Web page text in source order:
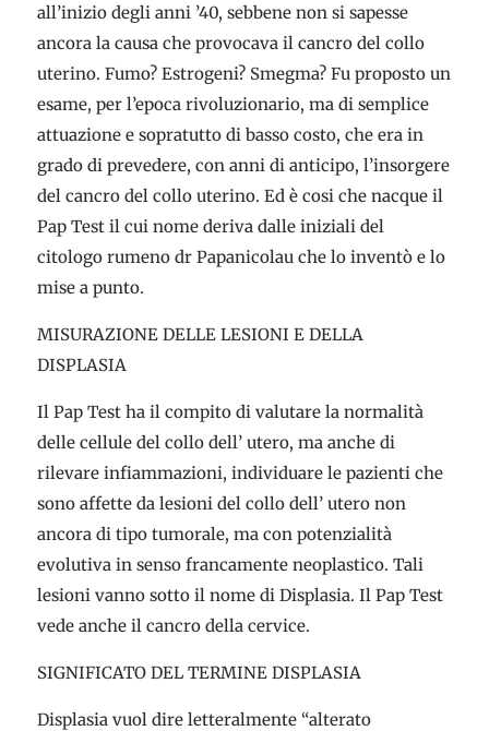
all’inizio degli anni ’40, sebbene non si sapesse
ancora la causa che provocava il cancro del collo
uterino. Fumo? Estrogeni? Smegma? Fu proposto un
esame, per l’epoca rivoluzionario, ma di semplice
attuazione e sopratutto di basso costo, che era in
grado di prevedere, con anni di anticipo, l’insorgere
del cancro del collo uterino. Ed è cosi che nacque il
Pap Test il cui nome deriva dalle iniziali del
citologo rumeno dr Papanicolau che lo inventò e lo
mise a punto.
MISURAZIONE DELLE LESIONI E DELLA
DISPLASIA
Il Pap Test ha il compito di valutare la normalità
delle cellule del collo dell’ utero, ma anche di
rilevare infiammazioni, individuare le pazienti che
sono affette da lesioni del collo dell’ utero non
ancora di tipo tumorale, ma con potenzialità
evolutiva in senso francamente neoplastico. Tali
lesioni vanno sotto il nome di Displasia. Il Pap Test
vede anche il cancro della cervice.
SIGNIFICATO DEL TERMINE DISPLASIA
Displasia vuol dire letteralmente “alterato